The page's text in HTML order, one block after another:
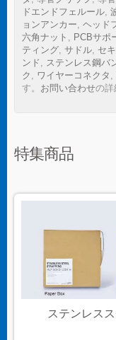
ドエンドフェルール,
ョンアンカー, ヘッド
六角ナット , PCBサポ
ティング, サドル, セ
ンド , ステンレス鋼バ
ク , ワイヤーコネクタ ,
す。 お問い合わせの詳
特集商品
ステンレス